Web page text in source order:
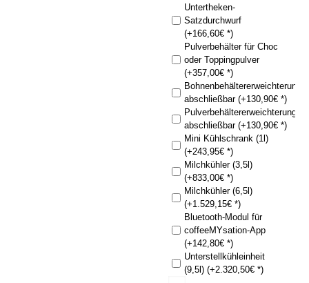
Untertheken-
Satzdurchwurf
(+166,60€ *)
Pulverbehälter für Choc
oder Toppingpulver
(+357,00€ *)
Bohnenbehältererweichterung
abschließbar (+130,90€ *)
Pulverbehältererweichterung
abschließbar (+130,90€ *)
Mini Kühlschrank (1l)
(+243,95€ *)
Milchkühler (3,5l)
(+833,00€ *)
Milchkühler (6,5l)
(+1.529,15€ *)
Bluetooth-Modul für
coffeeMYsation-App
(+142,80€ *)
Unterstellkühleinheit
(9,5l) (+2.320,50€ *)